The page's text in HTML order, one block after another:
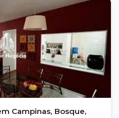
Campinas, Bosque,